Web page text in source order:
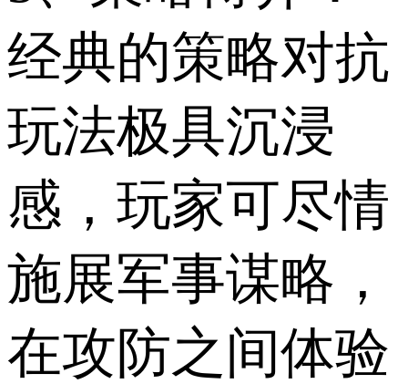
经典的策略对抗
玩法极具沉浸
感，玩家可尽情
施展军事谋略，
在攻防之间体验